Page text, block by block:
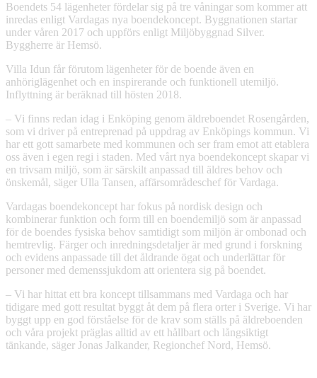
Boendets 54 lägenheter fördelar sig på tre våningar som kommer att
inredas enligt Vardagas nya boendekoncept. Byggnationen startar
under våren 2017 och uppförs enligt Miljöbyggnad Silver.
Byggherre är Hemsö.
Villa Idun får förutom lägenheter för de boende även en
anhöriglägenhet och en inspirerande och funktionell utemiljö.
Inflyttning är beräknad till hösten 2018.
– Vi finns redan idag i Enköping genom äldreboendet Rosengården,
som vi driver på entreprenad på uppdrag av Enköpings kommun. Vi
har ett gott samarbete med kommunen och ser fram emot att etablera
oss även i egen regi i staden. Med vårt nya boendekoncept skapar vi
en trivsam miljö, som är särskilt anpassad till äldres behov och
önskemål, säger Ulla Tansen, affärsområdeschef för Vardaga.
Vardagas boendekoncept har fokus på nordisk design och
kombinerar funktion och form till en boendemiljö som är anpassad
för de boendes fysiska behov samtidigt som miljön är ombonad och
hemtrevlig. Färger och inredningsdetaljer är med grund i forskning
och evidens anpassade till det åldrande ögat och underlättar för
personer med demenssjukdom att orientera sig på boendet.
– Vi har hittat ett bra koncept tillsammans med Vardaga och har
tidigare med gott resultat byggt åt dem på flera orter i Sverige. Vi har
byggt upp en god förståelse för de krav som ställs på äldreboenden
och våra projekt präglas alltid av ett hållbart och långsiktigt
tänkande, säger Jonas Jalkander, Regionchef Nord, Hemsö.